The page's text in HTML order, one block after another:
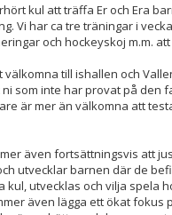
kul att träffa Er och Era
Vi har ca tre träningar i
och hockeyskoj m.m.
välkomna till ishallen och
som inte har provat på den
är mer än välkomna att
även fortsättningsvis att
utvecklar barnen där de
kul, utvecklas och vilja spela
även lägga ett ökat fokus